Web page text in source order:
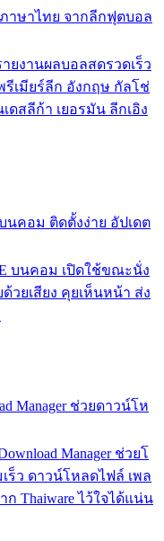
ภาษาไทย จากลีกฟุตบอล
ยงานผลบอลสดรวดเร็ว
เมียร์ลีก อังกฤษ กัลโช่
ดสลีก้า เยอรมัน ลีกเอิง
นคอม ติดตั้งง่าย อัปเดต
บนคอม เปิดใช้ขณะนั่ง
วยเสียง คุยเห็นหน้า ส่ง
Manager ช่วยดาวน์โห
Manager ช่วยโ
ร็ว ดาวน์โหลดไฟล์ เพล
Thaiware ไว้ใจได้แน่น